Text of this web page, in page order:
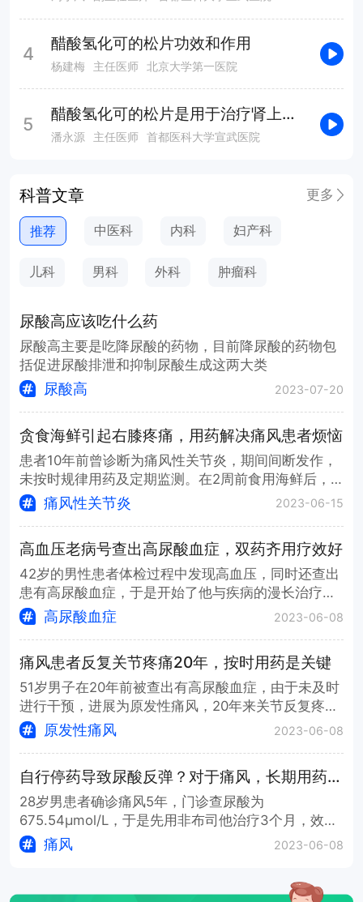
4
醋酸氢化可的松片功效和作用
杨建梅 主任医师 北京大学第一医院
5
醋酸氢化可的松片是用于治疗肾上腺皮质功能减退症的吗
潘永源 主任医师 首都医科大学宣武医院
科普文章 更多
推荐 中医科 内科 妇产科
儿科 男科 外科 肿瘤科
尿酸高应该吃什么药
尿酸高主要是吃降尿酸的药物，目前降尿酸的药物包
括促进尿酸排泄和抑制尿酸生成这两大类
尿酸高 2023-07-20
贪食海鲜引起右膝疼痛，用药解决痛风患者烦恼
患者10年前曾诊断为痛风性关节炎，期间间断发作，
未按时规律用药及定期监测。在2周前食用海鲜后，
患者左膝关节出现了明显的肿痛症状，遂就医治疗。
经过药物治疗5天后，患者右膝关节肿胀消退，疼痛
痛风性关节炎 2023-06-15
高血压老病号查出高尿酸血症，双药齐用疗效好
42岁的男性患者体检过程中发现高血压，同时还查出
患有高尿酸血症，于是开始了他与疾病的漫长治疗。
经过几年的门诊随访治疗，患者的血压控制尚可，血
尿酸水平已经基本恢复正常。目前病情稳定，仍处于
高尿酸血症 2023-06-08
痛风患者反复关节疼痛20年，按时用药是关键
51岁男子在20年前被查出有高尿酸血症，由于未及时
进行干预，进展为原发性痛风，20年来关节反复疼
痛。本次入院经过药物治疗后，患者左足疼痛、肿胀
消退，尿酸恢复至正常水平。目前患者病情稳定，已
原发性痛风 2023-06-08
自行停药导致尿酸反弹？对于痛风，长期用药很关键！
28岁男患者确诊痛风5年，门诊查尿酸为
675.54μmol/L，于是先用非布司他治疗3个月，效果
不好。因此调整为苯溴马隆加碳酸氢钠治疗，用药1个
月左右，门诊复查尿酸恢复正常。然而患者自行停
者病情控制稳定。
痛风 2023-06-08